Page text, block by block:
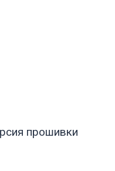
прошивки